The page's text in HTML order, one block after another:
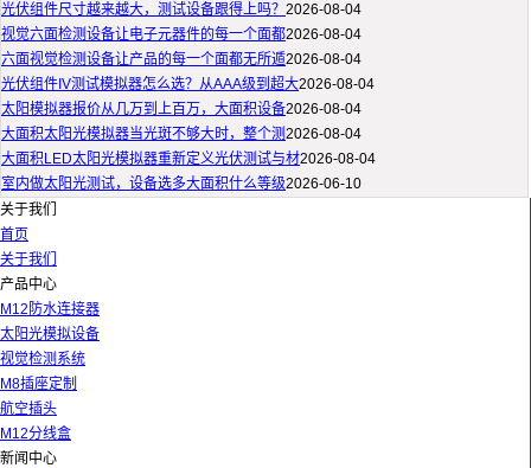
光伏组件尺寸越来越大，测试设备跟得上吗？ 2026-08-04
视觉六面检测设备让电子元器件的每一个面都2026-08-04
六面视觉检测设备让产品的每一个面都无所遁2026-08-04
光伏组件IV测试模拟器怎么选？从AAA级到超大2026-08-04
太阳模拟器报价从几万到上百万，大面积设备2026-08-04
大面积太阳光模拟器当光斑不够大时，整个测2026-08-04
大面积LED太阳光模拟器重新定义光伏测试与材2026-08-04
室内做太阳光测试，设备选多大面积什么等级2026-06-10
关于我们
首页
关于我们
产品中心
M12防水连接器
太阳光模拟设备
视觉检测系统
M8插座定制
航空插头
M12分线盒
新闻中心